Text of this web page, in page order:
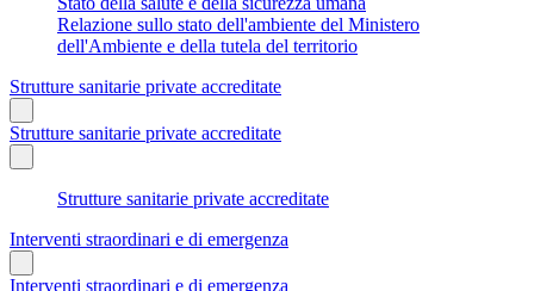
Relazione sullo stato dell'ambiente del Ministero
dell'Ambiente e della tutela del territorio
Strutture sanitarie private accreditate
Strutture sanitarie private accreditate
Strutture sanitarie private accreditate
Interventi straordinari e di emergenza
Interventi straordinari e di emergenza